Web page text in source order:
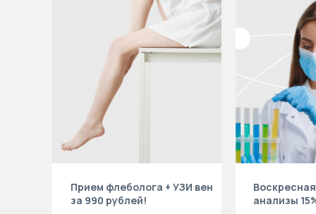
Прием флеболога + УЗИ вен
за 990 рублей!
анализы